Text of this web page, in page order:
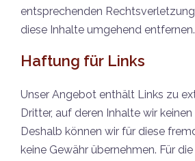
entsprechenden
diese Inhalte umgehend entfernen.
Haftung für Links
Unser Angebot enthält Links zu
Dritter, auf deren Inhalte wir
Deshalb können wir für diese
keine Gewähr übernehmen. Für